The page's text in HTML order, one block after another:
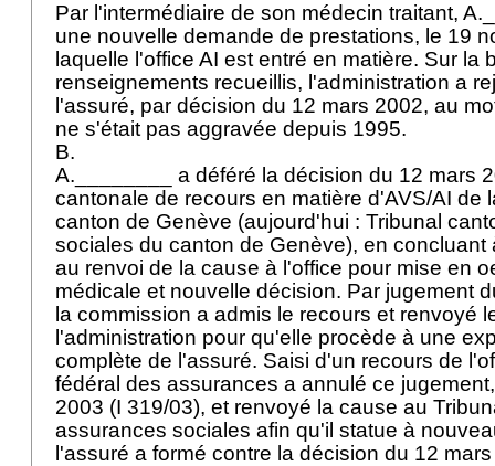
Par l'intermédiaire de son médecin traitant,
une nouvelle demande de prestations, le 19
laquelle l'office AI est entré en matière. Sur la
renseignements recueillis, l'administration a
l'assuré, par décision du 12 mars 2002, au
ne s'était pas aggravée depuis 1995.
B.
A.________ a déféré la décision du 12 mars
cantonale de recours en matière d'AVS/AI de
canton de Genève (aujourd'hui : Tribunal
sociales du canton de Genève), en concluant
au renvoi de la cause à l'office pour mise en
médicale et nouvelle décision. Par jugement
la commission a admis le recours et renvoyé
l'administration pour qu'elle procède à une
complète de l'assuré. Saisi d'un recours de
fédéral des assurances a annulé ce
2003 (I 319/03), et renvoyé la cause au
assurances sociales afin qu'il statue à
l'assuré a formé contre la décision du 12